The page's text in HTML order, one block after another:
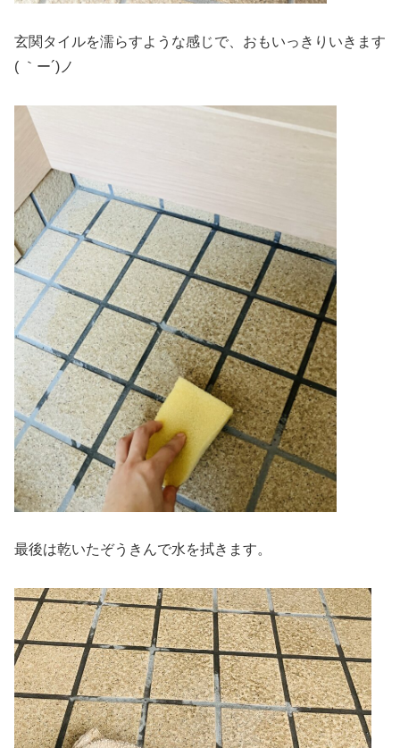
玄関タイルを濡らすような感じで、おもいっきりいきます
( ｀ー´)ノ
最後は乾いたぞうきんで水を拭きます。